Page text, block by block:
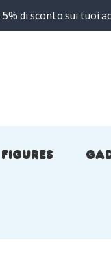
di sconto sui tuoi
FIGURES